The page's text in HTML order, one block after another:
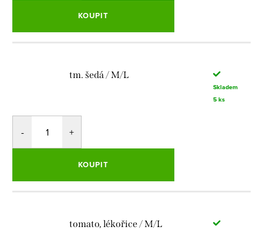
KOUPIT
tm. šedá / M/L
Skladem
5 ks
KOUPIT
tomato, lékořice / M/L